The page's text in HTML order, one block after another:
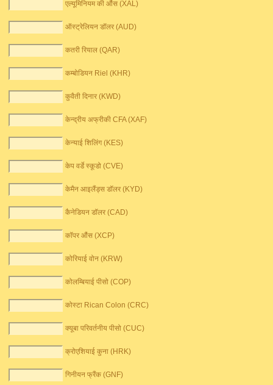
एल्यूमिनियम की औंस (XAL)
ऑस्ट्रेलियन डॉलर (AUD)
कतरी रियाल (QAR)
कम्बोडियन Riel (KHR)
कुवैती दिनार (KWD)
केन्द्रीय अफ्रीकी CFA (XAF)
केन्याई शिलिंग (KES)
केप वर्डे स्कूडो (CVE)
केमैन आइलैंड्स डॉलर (KYD)
कैनेडियन डॉलर (CAD)
कॉपर औंस (XCP)
कोरियाई वोन (KRW)
कोलम्बियाई पीसो (COP)
कोस्टा Rican Colon (CRC)
क्यूबा परिवर्तनीय पीसो (CUC)
क्रोएशियाई कुना (HRK)
गिनीयन फ्रैंक (GNF)